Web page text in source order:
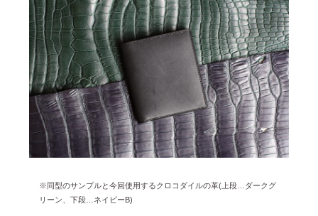
2025年3月 [1]
2025年2月 [5]
2025年1月 [1]
2024年12月 [2]
2024年11月 [5]
2024年10月 [5]
2024年9月 [5]
※同型のサンプルと今回使用するクロコダイルの革(上段…ダークグ
リーン、下段…ネイビーB)